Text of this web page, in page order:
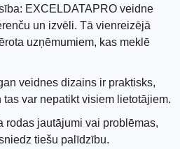
EXCELDATAPRO veidne
un izvēli. Tā vienreizējā
uzņēmumiem, kas meklē
veidnes dizains ir praktisks,
var nepatikt visiem lietotājiem.
rodas jautājumi vai problēmas,
tiešu palīdzību.